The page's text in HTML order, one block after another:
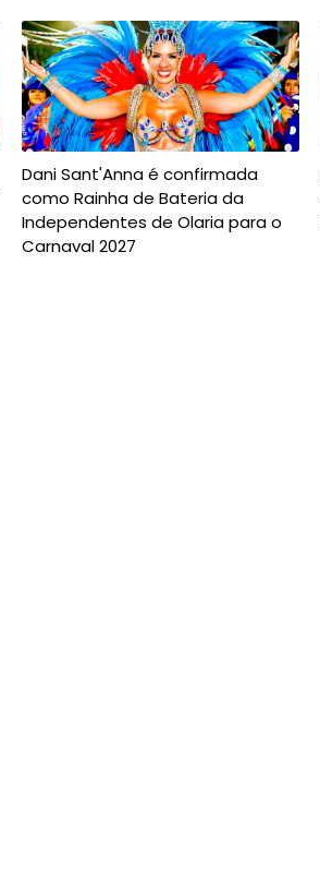
Dani Sant'Anna é confirmada
como Rainha de Bateria da
Independentes de Olaria para o
Carnaval 2027